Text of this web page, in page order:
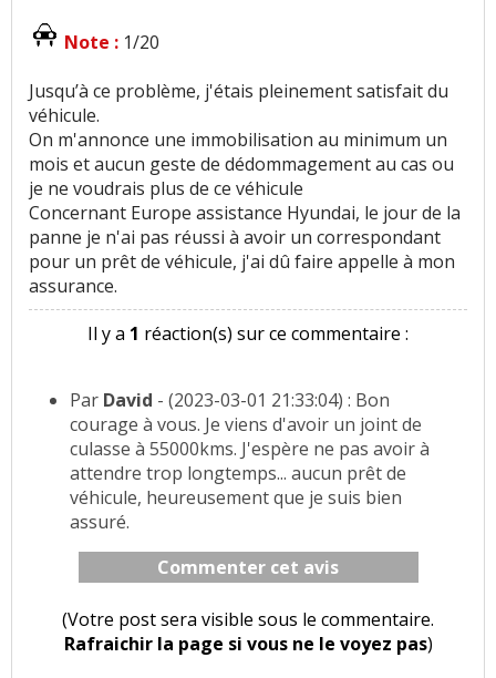
Note : 1/20
Jusqu’à ce problème, j'étais pleinement satisfait du
véhicule.
On m'annonce une immobilisation au minimum un
mois et aucun geste de dédommagement au cas ou
je ne voudrais plus de ce véhicule
Concernant Europe assistance Hyundai, le jour de la
panne je n'ai pas réussi à avoir un correspondant
pour un prêt de véhicule, j'ai dû faire appelle à mon
assurance.
Il y a 1 réaction(s) sur ce commentaire :
Par David - (2023-03-01 21:33:04) : Bon
courage à vous. Je viens d'avoir un joint de
culasse à 55000kms. J'espère ne pas avoir à
attendre trop longtemps... aucun prêt de
véhicule, heureusement que je suis bien
assuré.
Commenter cet avis
(Votre post sera visible sous le commentaire.
Rafraichir la page si vous ne le voyez pas)